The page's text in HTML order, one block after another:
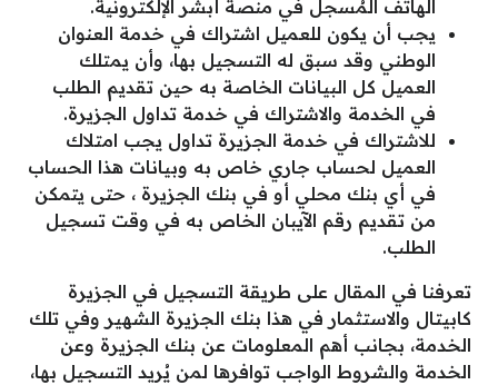
الهاتف المُسجل في منصة أبشر الإلكترونية.
يجب أن يكون للعميل اشتراك في خدمة العنوان
الوطني وقد سبق له التسجيل بها، وأن يمتلك
العميل كل البيانات الخاصة به حين تقديم الطلب
في الخدمة والاشتراك في خدمة تداول الجزيرة.
للاشتراك في خدمة الجزيرة تداول يجب امتلاك
العميل لحساب جاري خاص به وبيانات هذا الحساب
في أي بنك محلي أو في بنك الجزيرة ، حتى يتمكن
من تقديم رقم الآيبان الخاص به في وقت تسجيل
الطلب.
تعرفنا في المقال على طريقة التسجيل في الجزيرة
كابيتال والاستثمار في هذا بنك الجزيرة الشهير وفي تلك
الخدمة، بجانب أهم المعلومات عن بنك الجزيرة وعن
الخدمة والشروط الواجب توافرها لمن يُريد التسجيل بها،